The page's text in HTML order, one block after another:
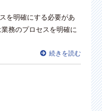
を明確にする必要があ
務のプロセスを明確に
続きを読む